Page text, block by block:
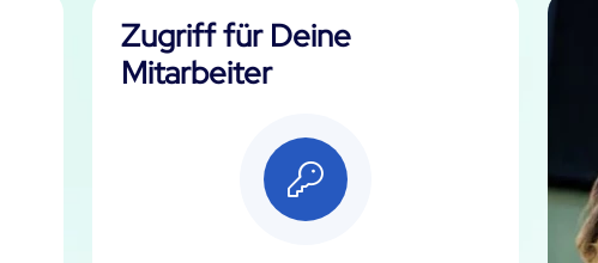
Zugriff für Deine
Mitarbeiter